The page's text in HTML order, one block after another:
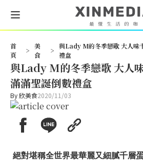
首
頁
>
美
食
>
與Lady M的冬季戀歌 大人味
禮盒
與Lady M的冬季戀歌 大人
滿滿聖誕倒數禮盒
By欣美食2020/11/03
絕對堪稱全世界最華麗又細膩千層